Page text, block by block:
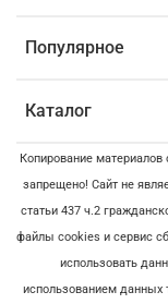
Популярное
Каталог
Копирование
запрещено! Сайт не
статьи 437 ч.2
файлы cookies и сервис
использовать
использованием данных